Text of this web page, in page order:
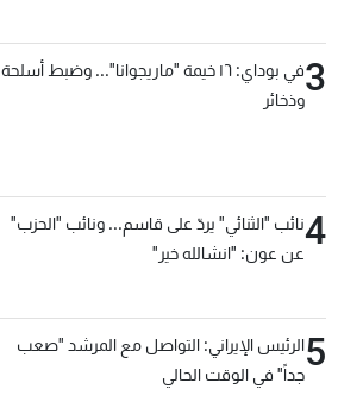
3
في بوداي: ١٦ خيمة "ماريجوانا"... وضبط أسلحة
وذخائر
4نائب "الثنائي" يردّ على قاسم... ونائب "الحزب"
عن عون: "انشالله خير"
5الرئيس الإيراني: التواصل مع المرشد "صعب
جداً" في الوقت الحالي